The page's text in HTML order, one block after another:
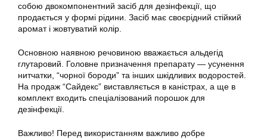
собою двокомпонентний засіб для дезінфекції, що
продається у формі рідини. Засіб має своєрідний стійкий
аромат і жовтуватий колір.
Основною наявною речовиною вважається альдегід
глутаровий. Головне призначення препарату — усунення
нитчатки, “чорної бороди” та інших шкідливих водоростей.
На продаж “Сайдекс” виставляється в каністрах, а ще в
комплект входить спеціалізований порошок для
дезінфекції.
Важливо! Перед використанням важливо добре